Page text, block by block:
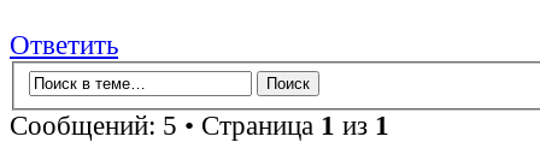
Ответить
Сообщений: 5 • Страница 1 из 1